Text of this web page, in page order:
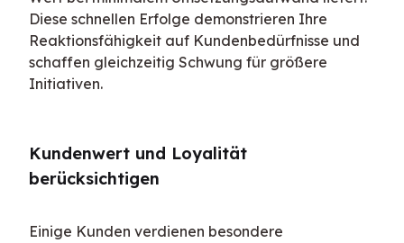
Diese schnellen Erfolge demonstrieren Ihre
Reaktionsfähigkeit auf Kundenbedürfnisse und
schaffen gleichzeitig Schwung für größere
Initiativen.
Kundenwert und Loyalität
berücksichtigen
Einige Kunden verdienen besondere